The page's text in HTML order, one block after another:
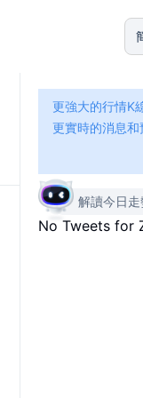
更強大的行情K
更實時的消息和
解讀今日走
No Tweets for